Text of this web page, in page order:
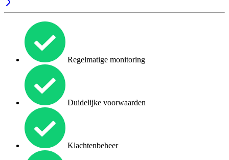
Regelmatige monitoring
Duidelijke voorwaarden
Klachtenbeheer